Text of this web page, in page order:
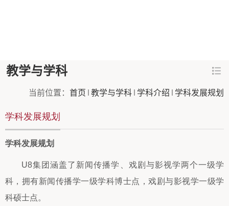
教学与学科
当前位置： 首页 教学与学科 学科介绍 学科发展规划
学科发展规划
学科发展规划
U8集团涵盖了新闻传播学、戏剧与影视学两个一级学
科，拥有新闻传播学一级学科博士点，戏剧与影视学一级学
科硕士点。